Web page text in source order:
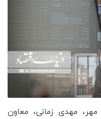
مهدی زمانی، معاون